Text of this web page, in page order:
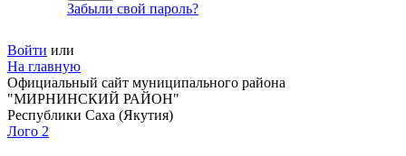
Забыли свой пароль?
Войти или
На главную
Официальный сайт муниципального района
"МИРНИНСКИЙ РАЙОН"
Республики Саха (Якутия)
Лого 2